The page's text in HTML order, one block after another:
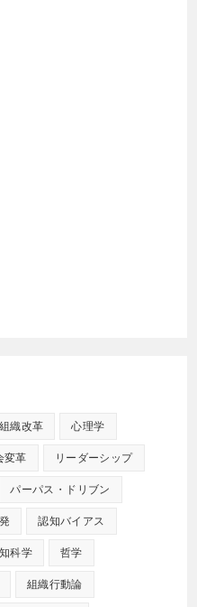
組織改革 心理学
変革 リーダーシップ
パーパス・ドリブン
認知バイアス
科学 哲学
組織行動論